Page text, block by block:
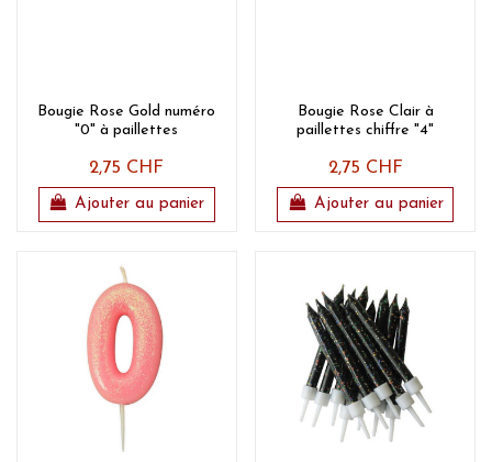
Bougie Rose Gold numéro
"0" à paillettes
2,75 CHF
Ajouter au panier
Bougie Rose Clair à
paillettes chiffre "4"
2,75 CHF
Ajouter au panier